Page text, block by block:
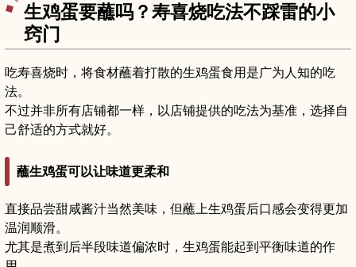
生鸡蛋要蘸吗？寿喜烧吃法不踩雷的小
窍门
吃寿喜烧时，将食材蘸着打散的生鸡蛋食用是广为人知的吃
法。
不过并非所有店铺都一样，以店铺提供的吃法为基准，选择自
己舒适的方式就好。
蘸生鸡蛋可以让味道更柔和
直接品尝甜咸酱汁当然美味，但蘸上生鸡蛋后口感会变得更加
温润顺滑。
尤其是煮到后半段味道偏浓时，生鸡蛋能起到平衡味道的作